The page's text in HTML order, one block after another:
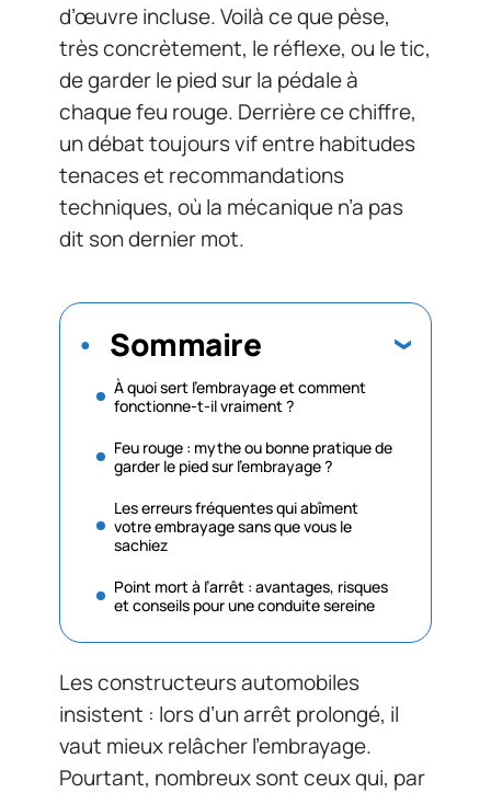
d’œuvre incluse. Voilà ce que pèse,
très concrètement, le réflexe, ou le tic,
de garder le pied sur la pédale à
chaque feu rouge. Derrière ce chiffre,
un débat toujours vif entre habitudes
tenaces et recommandations
techniques, où la mécanique n’a pas
dit son dernier mot.
Sommaire
À quoi sert l’embrayage et comment
fonctionne-t-il vraiment ?
Feu rouge : mythe ou bonne pratique de
garder le pied sur l’embrayage ?
Les erreurs fréquentes qui abîment
votre embrayage sans que vous le
sachiez
Point mort à l’arrêt : avantages, risques
et conseils pour une conduite sereine
Les constructeurs automobiles
insistent : lors d’un arrêt prolongé, il
vaut mieux relâcher l’embrayage.
Pourtant, nombreux sont ceux qui, par